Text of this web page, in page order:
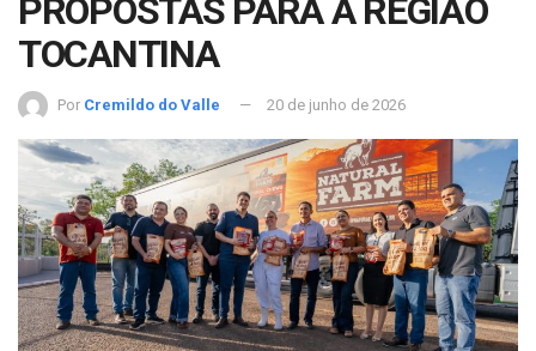
PROPOSTAS PARA A REGIÃO
TOCANTINA
Por Cremildo do Valle 20 de junho de 2026